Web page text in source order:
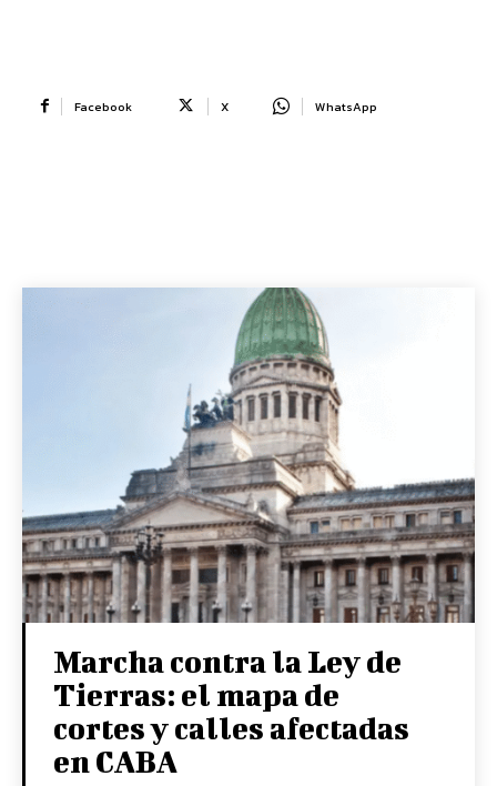
Facebook X WhatsApp
Marcha contra la Ley de
Tierras: el mapa de
cortes y calles afectadas
en CABA